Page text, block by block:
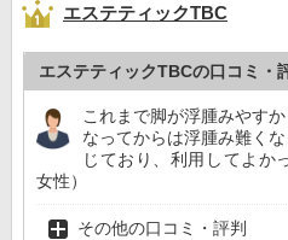
エステティックTBC
エステティックTBCの口コミ・
これまで脚が浮腫みやす
なってからは浮腫み難く
じており、利用してよか
女性）
その他の口コミ・評判